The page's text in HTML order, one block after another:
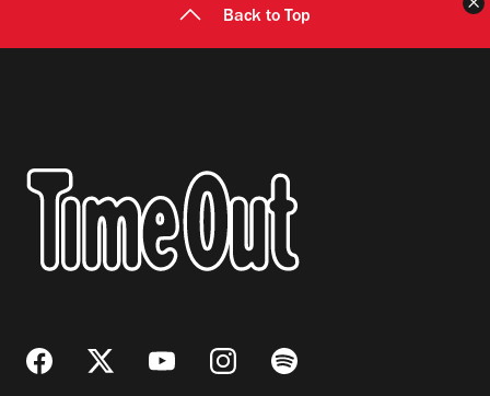
Back to Top